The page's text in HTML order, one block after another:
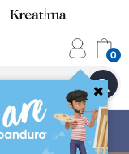
benytte dig af